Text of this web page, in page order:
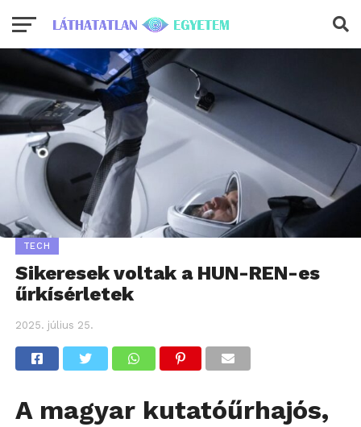
TECH
Sikeresek voltak a HUN-REN-es
űrkísérletek
2025. július 25.
A magyar kutatóűrhajós,